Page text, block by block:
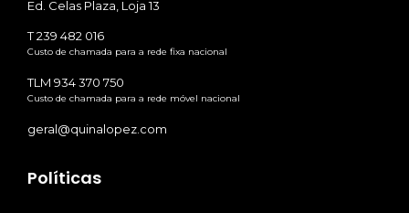
Ed. Celas Plaza, Loja 13
T 239 482 016
Custo de chamada para a rede fixa nacional
TLM 934 370 750
Custo de chamada para a rede móvel nacional
geral@quinalopez.com
Políticas